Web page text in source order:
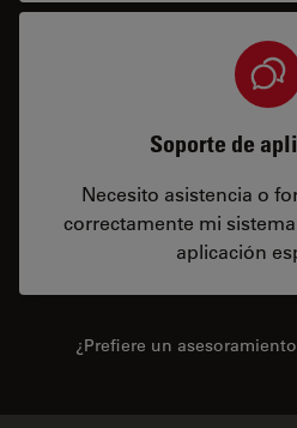
Soporte de
Necesito asistencia o
correctamente mi
aplicación
¿Prefiere un